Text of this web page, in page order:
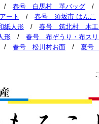
/ 春号 白馬村 革バッグ /
ート / 春号 須坂市 はんこ
紙人形 / 春号 筑北村 木工
形 / 春号 布ぞうり・布ス
/ 春号 松川村お面 / 夏号